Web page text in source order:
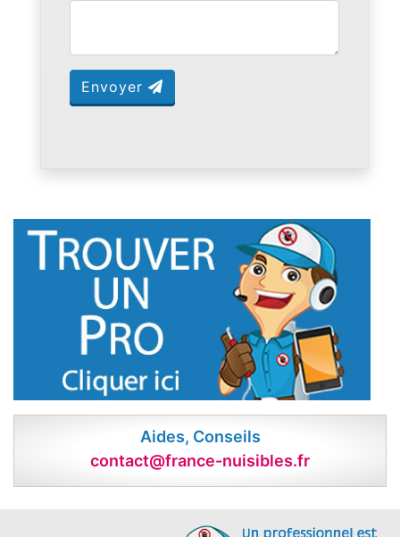
Envoyer
Aides, Conseils
contact@france-nuisibles.fr